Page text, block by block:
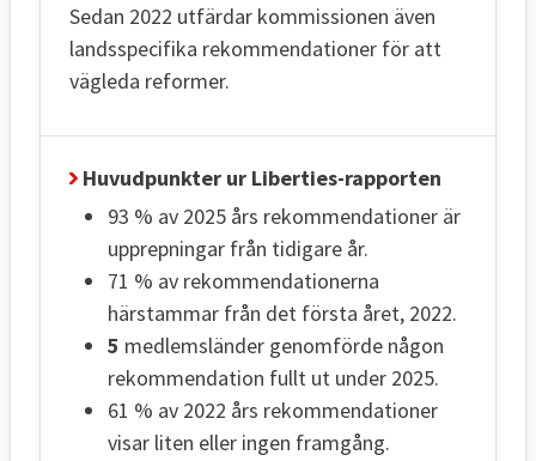
Sedan 2022 utfärdar kommissionen även
landsspecifika rekommendationer för att
vägleda reformer.
Huvudpunkter ur Liberties-rapporten
93 % av 2025 års rekommendationer är
upprepningar från tidigare år.
71 % av rekommendationerna
härstammar från det första året, 2022.
5 medlemsländer genomförde någon
rekommendation fullt ut under 2025.
61 % av 2022 års rekommendationer
visar liten eller ingen framgång.